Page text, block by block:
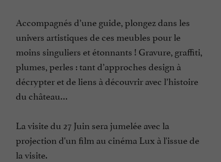
Accompagnés d’une guide, plongez dans les
univers artistiques de ces meubles pour le
moins singuliers et étonnants ! Gravure, graffiti,
plumes, perles : tant d’approches design à
décrypter et de liens à découvrir avec l’histoire
du château…
La visite du 27 Juin sera jumelée avec la
projection d'un film au cinéma Lux à l'issue de
la visite.